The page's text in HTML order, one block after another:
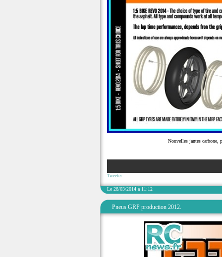
Nouvelles jantes carbone,
Tweeter
Le 28/03/2014 à 11:12
Pneus GRP production 2012.